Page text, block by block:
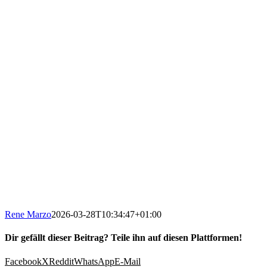
Rene Marzo2026-03-28T10:34:47+01:00
Dir gefällt dieser Beitrag? Teile ihn auf diesen Plattformen!
FacebookXRedditWhatsAppE-Mail